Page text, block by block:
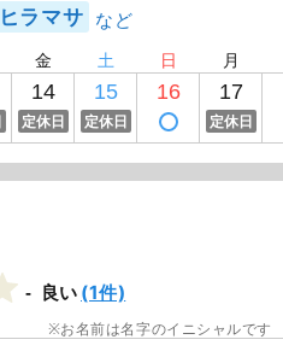
ヒラマサ
金
14
定休日
土
15
定休日
日
16
月
17
定休日
良い (1件)
お名前は名字のイニシャルです